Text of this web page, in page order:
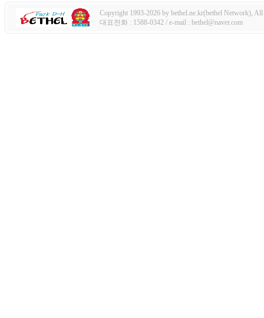
Copyright 1993-2026 by bethel.ne.kr(bethel Network), All
대표전화 : 1588-0342 / e-mail : bethel@naver.com